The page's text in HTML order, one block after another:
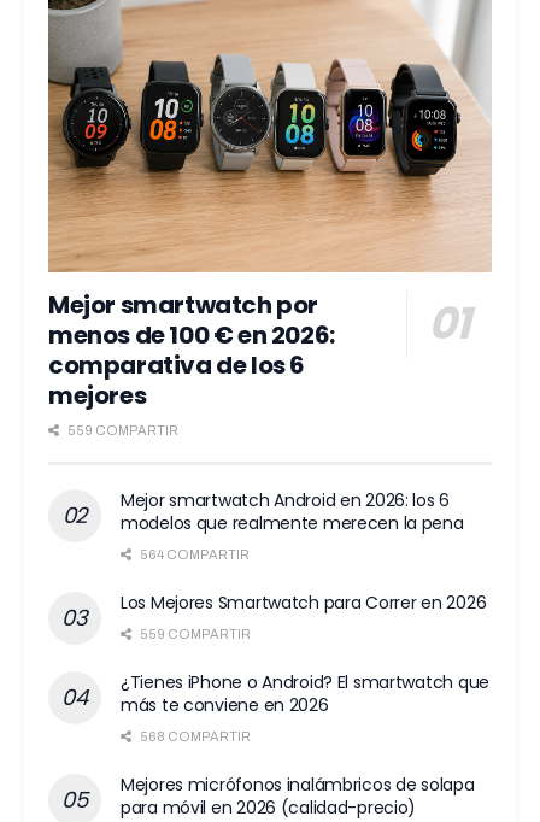
Mejor smartwatch por
menos de 100 € en 2026:
comparativa de los 6
mejores
559 COMPARTIR
Mejor smartwatch Android en 2026: los 6
modelos que realmente merecen la pena
564 COMPARTIR
Los Mejores Smartwatch para Correr en 2026
559 COMPARTIR
¿Tienes iPhone o Android? El smartwatch que
más te conviene en 2026
568 COMPARTIR
Mejores micrófonos inalámbricos de solapa
para móvil en 2026 (calidad-precio)